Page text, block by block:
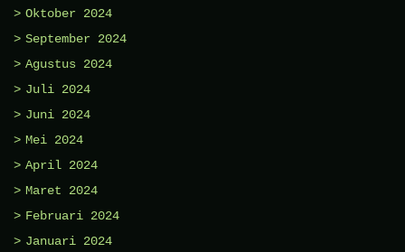
Oktober 2024
September 2024
Agustus 2024
Juli 2024
Juni 2024
Mei 2024
April 2024
Maret 2024
Februari 2024
Januari 2024